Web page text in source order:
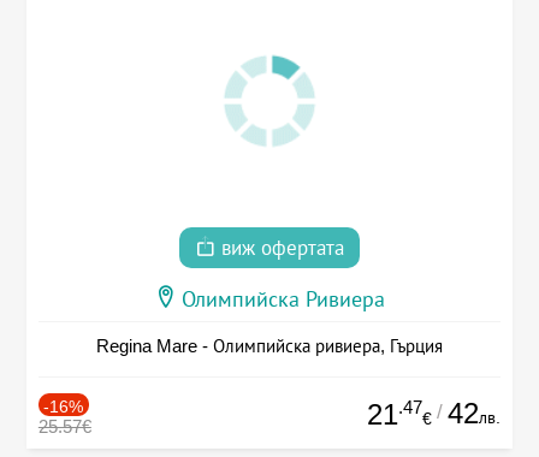
виж офертата
Олимпийска Ривиера
Regina Mare - Олимпийска ривиера, Гърция
-16%
25.57€ 21.47
€ / 42лв.